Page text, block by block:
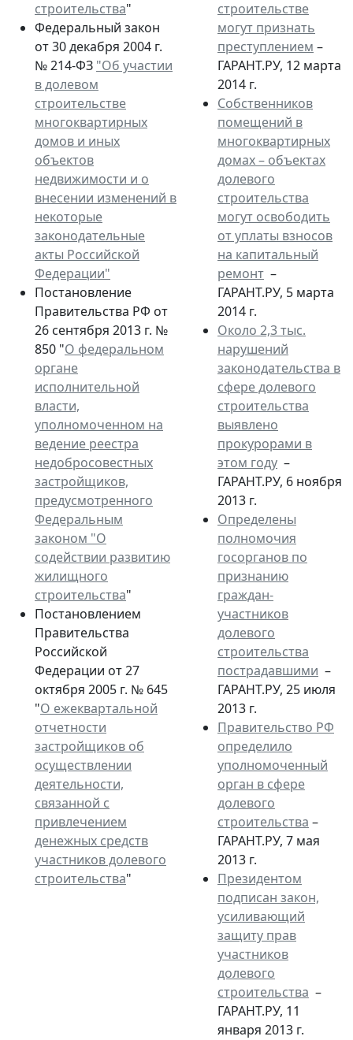
строительства"
Федеральный закон
от 30 декабря 2004 г.
№ 214-ФЗ "Об участии
в долевом
строительстве
многоквартирных
домов и иных
объектов
недвижимости и о
внесении изменений в
некоторые
законодательные
акты Российской
Федерации"
Постановление
Правительства РФ от
26 сентября 2013 г. №
850 "О федеральном
органе
исполнительной
власти,
уполномоченном на
ведение реестра
недобросовестных
застройщиков,
предусмотренного
Федеральным
законом "О
содействии развитию
жилищного
строительства"
Постановлением
Правительства
Российской
Федерации от 27
октября 2005 г. № 645
"О ежеквартальной
отчетности
застройщиков об
осуществлении
деятельности,
связанной с
привлечением
денежных средств
участников долевого
строительства"
строительстве
могут признать
преступлением –
ГАРАНТ.РУ, 12 марта
2014 г.
Собственников
помещений в
многоквартирных
домах – объектах
долевого
строительства
могут освободить
от уплаты взносов
на капитальный
ремонт –
ГАРАНТ.РУ, 5 марта
2014 г.
Около 2,3 тыс.
нарушений
законодательства в
сфере долевого
строительства
выявлено
прокурорами в
этом году –
ГАРАНТ.РУ, 6 ноября
2013 г.
Определены
полномочия
госорганов по
признанию
граждан-
участников
долевого
строительства
пострадавшими –
ГАРАНТ.РУ, 25 июля
2013 г.
Правительство РФ
определило
уполномоченный
орган в сфере
долевого
строительства –
ГАРАНТ.РУ, 7 мая
2013 г.
Президентом
подписан закон,
усиливающий
защиту прав
участников
долевого
строительства –
ГАРАНТ.РУ, 11
января 2013 г.